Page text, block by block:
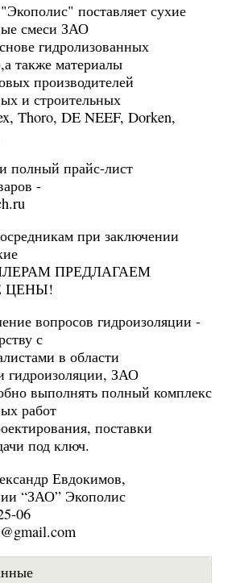
поставляет сухие
смеси ЗАО
гидролизованных
также материалы
производителей
и строительных
Thoro, DE NEEF, Dorken,
полный прайс-лист
-
при заключении
ПРЕДЛАГАЕМ
ЦЕНЫ!
вопросов гидроизоляции -
с
в области
гидроизоляции, ЗАО
выполнять полный комплекс
работ
поставки
под ключ.
Евдокимов,
“ЗАО” Экополис
06